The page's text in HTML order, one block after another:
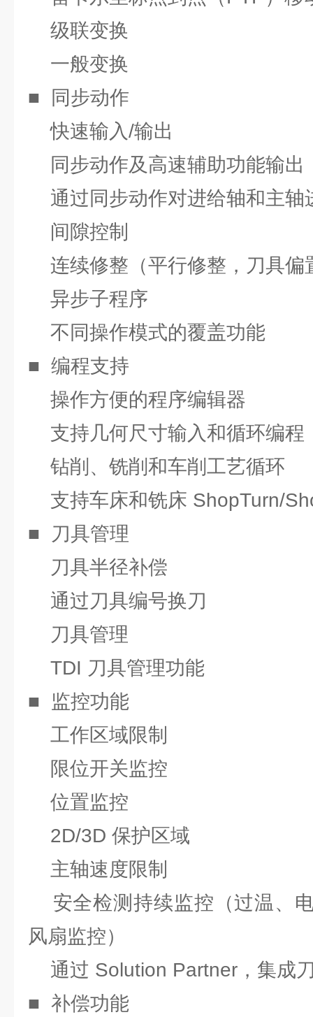
级联变换
一般变换
■ 同步动作
快速输入/输出
同步动作及高速辅助功能输出
通过同步动作对进给轴和主轴
间隙控制
连续修整（平行修整，刀具偏
异步子程序
不同操作模式的覆盖功能
■ 编程支持
操作方便的程序编辑器
支持几何尺寸输入和循环编程
钻削、铣削和车削工艺循环
支持车床和铣床 ShopTurn/
■ 刀具管理
刀具半径补偿
通过刀具编号换刀
刀具管理
TDI 刀具管理功能
■ 监控功能
工作区域限制
限位开关监控
位置监控
2D/3D 保护区域
主轴速度限制
安全检测持续监控（过温、
风扇监控）
通过 Solution Partner，集成
■ 补偿功能